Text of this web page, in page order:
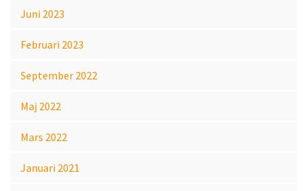
Juni 2023
Februari 2023
September 2022
Maj 2022
Mars 2022
Januari 2021